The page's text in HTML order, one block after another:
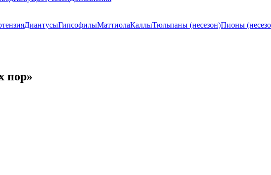
ДиантусыГипсофилыМаттиолаКаллыТюльпаны (несезон)Пионы
пор»